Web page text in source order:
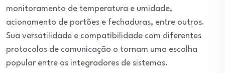
monitoramento de temperatura e umidade,
acionamento de portões e fechaduras, entre outros.
Sua versatilidade e compatibilidade com diferentes
protocolos de comunicação o tornam uma escolha
popular entre os integradores de sistemas.